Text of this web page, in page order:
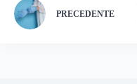
PRECEDENTE